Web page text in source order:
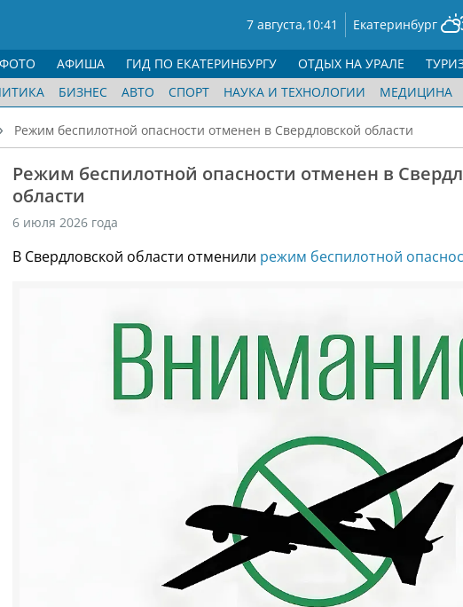
7 августа,10:41 Екатеринбург
БИЗНЕС АВТО СПОРТ НАУКА И ТЕХНОЛОГИИ МЕДИЦИНА
ФОТО АФИША ГИД ПО ЕКАТЕРИНБУРГУ ОТДЫХ НА УРАЛЕ
Режим беспилотной опасности отменен в Свердловской области
Режим беспилотной опасности отменен в
области
6 июля 2026 года
В Свердловской области отменили режим беспилотной